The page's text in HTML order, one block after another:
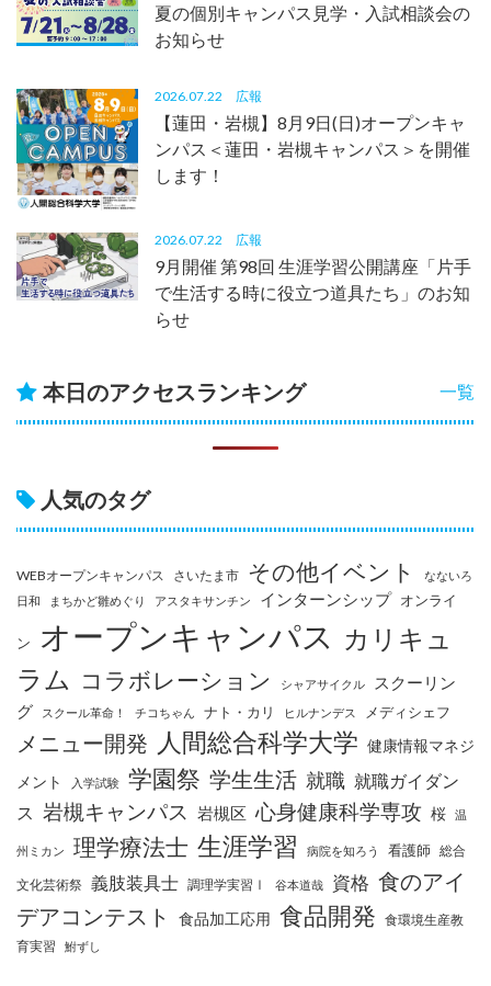
夏の個別キャンパス見学・入試相談会の
お知らせ
2026.07.22 広報
【蓮田・岩槻】8月9日(日)オープンキャ
ンパス＜蓮田・岩槻キャンパス＞を開催
します！
2026.07.22 広報
9月開催 第98回 生涯学習公開講座「片手
で生活する時に役立つ道具たち」のお知
らせ
一覧
本日のアクセスランキング
人気のタグ
WEBオープンキャンパス さいたま市 その他イベント
なないろ
日和
まちかど雛めぐり アスタキサンチン インターンシップ オンライ
ン オープンキャンパス カリキュ
ラム コラボレーション シャアサイクル
スクーリン
グ
スクール革命！ チコちゃん ナト・カリ ヒルナンデス メディシェフ
メニュー開発 人間総合科学大学 健康情報マネジ
メント
入学試験 学園祭 学生生活 就職 就職ガイダン
ス
岩槻キャンパス 岩槻区 心身健康科学専攻 桜 温
州ミカン 理学療法士 生涯学習 病院を知ろう 看護師 総合
文化芸術祭 義肢装具士 調理学実習Ⅰ 谷本道哉 資格 食のアイ
デアコンテスト
食品加工応用 食品開発 食環境生産教
育実習
鮒ずし